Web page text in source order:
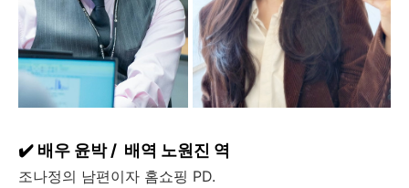
✔️ 배우 윤박 / 배역 노원진 역
조나정의 남편이자 홈쇼핑 PD.